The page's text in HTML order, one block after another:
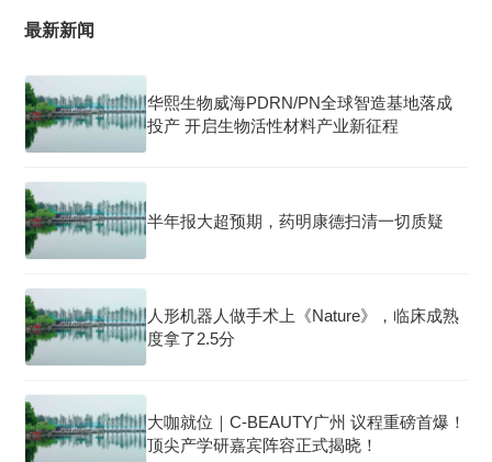
最新新闻
华熙生物威海PDRN/PN全球智造基地落成
投产 开启生物活性材料产业新征程
半年报大超预期，药明康德扫清一切质疑
人形机器人做手术上《Nature》，临床成熟
度拿了2.5分
大咖就位｜C-BEAUTY广州 议程重磅首爆！
顶尖产学研嘉宾阵容正式揭晓！